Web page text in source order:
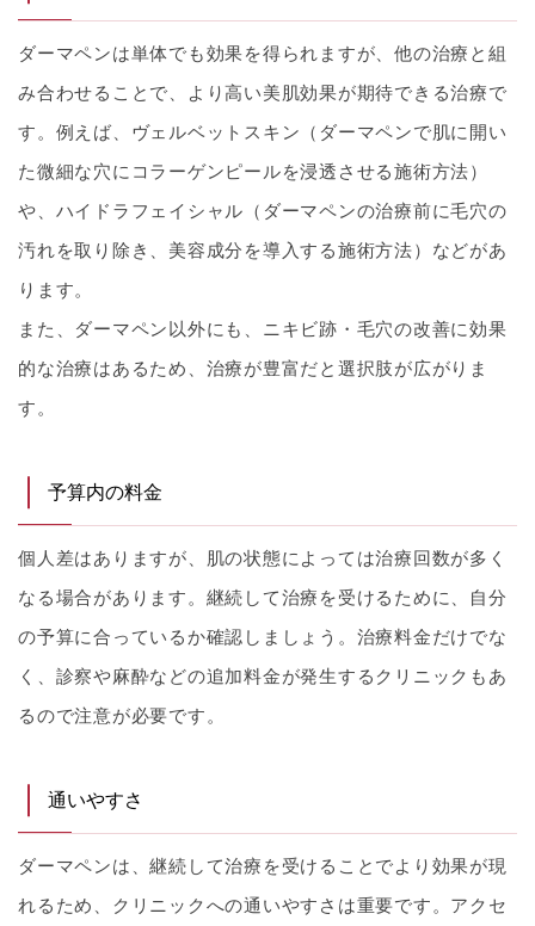
ダーマペンは単体でも効果を得られますが、他の治療と組
み合わせることで、より高い美肌効果が期待できる治療で
す。例えば、ヴェルベットスキン（ダーマペンで肌に開い
た微細な穴にコラーゲンピールを浸透させる施術方法）
や、ハイドラフェイシャル（ダーマペンの治療前に毛穴の
汚れを取り除き、美容成分を導入する施術方法）などがあ
ります。
また、ダーマペン以外にも、ニキビ跡・毛穴の改善に効果
的な治療はあるため、治療が豊富だと選択肢が広がりま
す。
予算内の料金
個人差はありますが、肌の状態によっては治療回数が多く
なる場合があります。継続して治療を受けるために、自分
の予算に合っているか確認しましょう。治療料金だけでな
く、診察や麻酔などの追加料金が発生するクリニックもあ
るので注意が必要です。
通いやすさ
ダーマペンは、継続して治療を受けることでより効果が現
れるため、クリニックへの通いやすさは重要です。アクセ